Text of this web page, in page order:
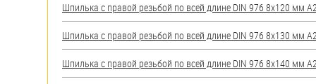
Шпилька с правой резьбой по всей длине DIN 976 8х120 мм
Шпилька с правой резьбой по всей длине DIN 976 8х130 мм
Шпилька с правой резьбой по всей длине DIN 976 8х140 мм